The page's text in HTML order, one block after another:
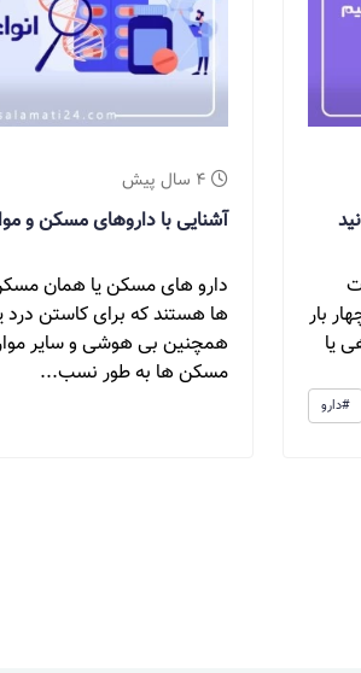
بار
یا
#دارو
4 سال پیش
آشنایی با داروهای مسکن و
دارو های مسکن یا همان
ها هستند که برای کاستن درد
همچنین بی هوشی و سایر
مسکن ها به طور نسب...